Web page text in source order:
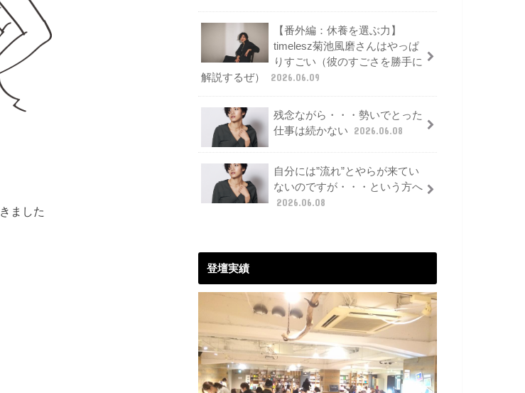
きました
【番外編：休養を選ぶ力】
timelesz菊池風磨さんはやっぱ
りすごい（彼のすごさを勝手に
解説するぜ）
2026.06.09
残念ながら・・・勢いでとった
仕事は続かない
2026.06.08
自分には”流れ”とやらが来てい
ないのですが・・・という方へ
2026.06.08
登壇実績